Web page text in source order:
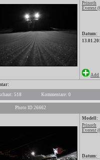
Prinoth
Everest
Datum:
Add
518
Kommentare: 0
Photo ID 26662
Modell:
Prinoth
Everest
Datum: